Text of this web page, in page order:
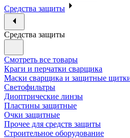
Средства защиты
Средства защиты
Смотреть все товары
Краги и перчатки сварщика
Маски сварщика и защитные
Светофильтры
Диоптрические линзы
Пластины защитные
Очки защитные
Прочее для средств защиты
Строительное оборудование